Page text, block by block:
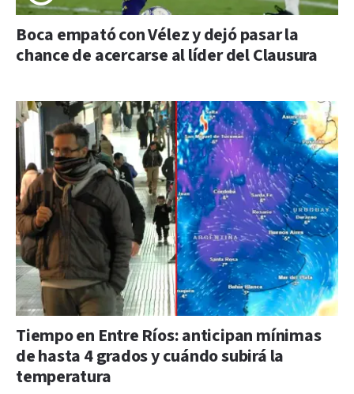
Boca empató con Vélez y dejó pasar la
chance de acercarse al líder del Clausura
Tiempo en Entre Ríos: anticipan mínimas
de hasta 4 grados y cuándo subirá la
temperatura